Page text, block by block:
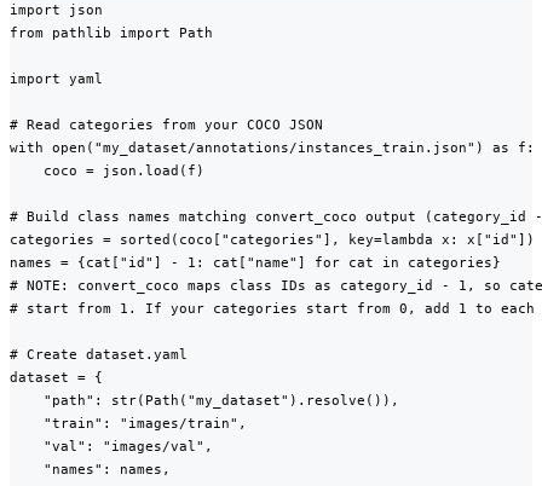
import json
from pathlib import Path
import yaml
# Read categories from your COCO JSON
with open("my_dataset/annotations/instances_train.json") as f:
    coco = json.load(f)
# Build class names matching convert_coco output (category_id
categories = sorted(coco["categories"], key=lambda x: x["id"])
names = {cat["id"] - 1: cat["name"] for cat in categories}
# NOTE: convert_coco maps class IDs as category_id - 1, so
# start from 1. If your categories start from 0, add 1 to
# Create dataset.yaml
dataset = {
    "path": str(Path("my_dataset").resolve()),
    "train": "images/train",
    "val": "images/val",
    "names": names,